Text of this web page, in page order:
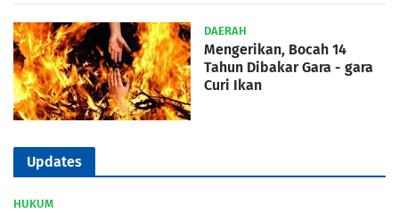
DAERAH
Mengerikan, Bocah 14
Tahun Dibakar Gara - gara
Curi Ikan
Updates
HUKUM